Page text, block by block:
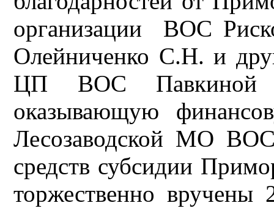
организации ВОС
Олейниченко С.Н. и
ЦП ВОС Павкиной
оказывающую
Лесозаводской МО
средств субсидии
торжественно вручены